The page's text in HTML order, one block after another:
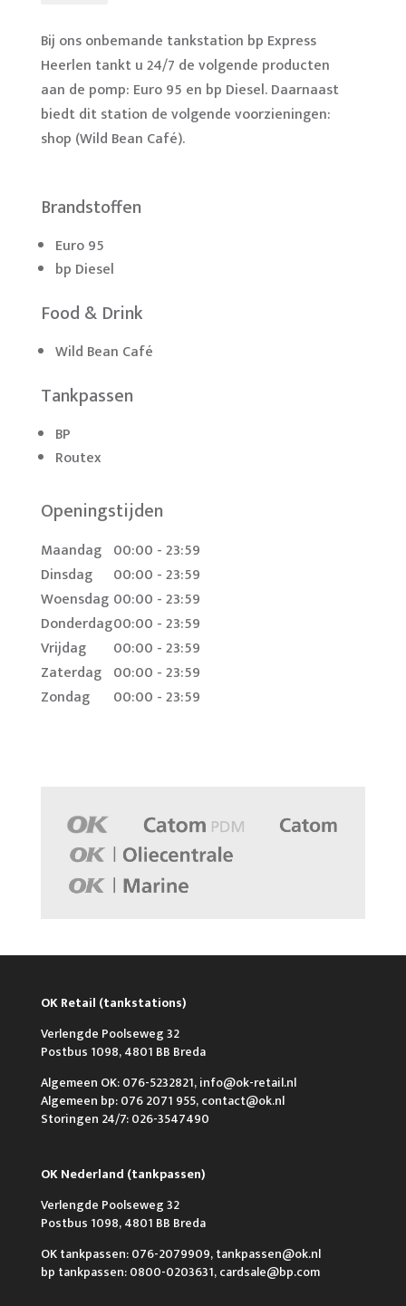
Bij ons onbemande tankstation bp Express
Heerlen tankt u 24/7 de volgende producten
aan de pomp: Euro 95 en bp Diesel. Daarnaast
biedt dit station de volgende voorzieningen:
shop (Wild Bean Café).
Brandstoffen
Euro 95
bp Diesel
Food & Drink
Wild Bean Café
Tankpassen
BP
Routex
Openingstijden
Maandag 00:00 - 23:59
Dinsdag
00:00 - 23:59
Woensdag 00:00 - 23:59
Donderdag00:00 - 23:59
Vrijdag
00:00 - 23:59
Zaterdag 00:00 - 23:59
Zondag
00:00 - 23:59
OK Retail (tankstations)
Verlengde Poolseweg 32
Postbus 1098, 4801 BB Breda
Algemeen OK: 076-5232821, info@ok-retail.nl
Algemeen bp: 076 2071 955, contact@ok.nl
Storingen 24/7: 026-3547490
OK Nederland (tankpassen)
Verlengde Poolseweg 32
Postbus 1098, 4801 BB Breda
OK tankpassen: 076-2079909, tankpassen@ok.nl
bp tankpassen: 0800-0203631, cardsale@bp.com